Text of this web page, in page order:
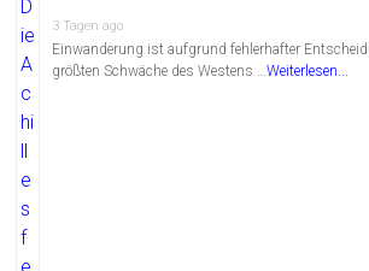
3 Tagen ago
Einwanderung ist aufgrund fehlerhafter
größten Schwäche des Westens …Weiterlesen...